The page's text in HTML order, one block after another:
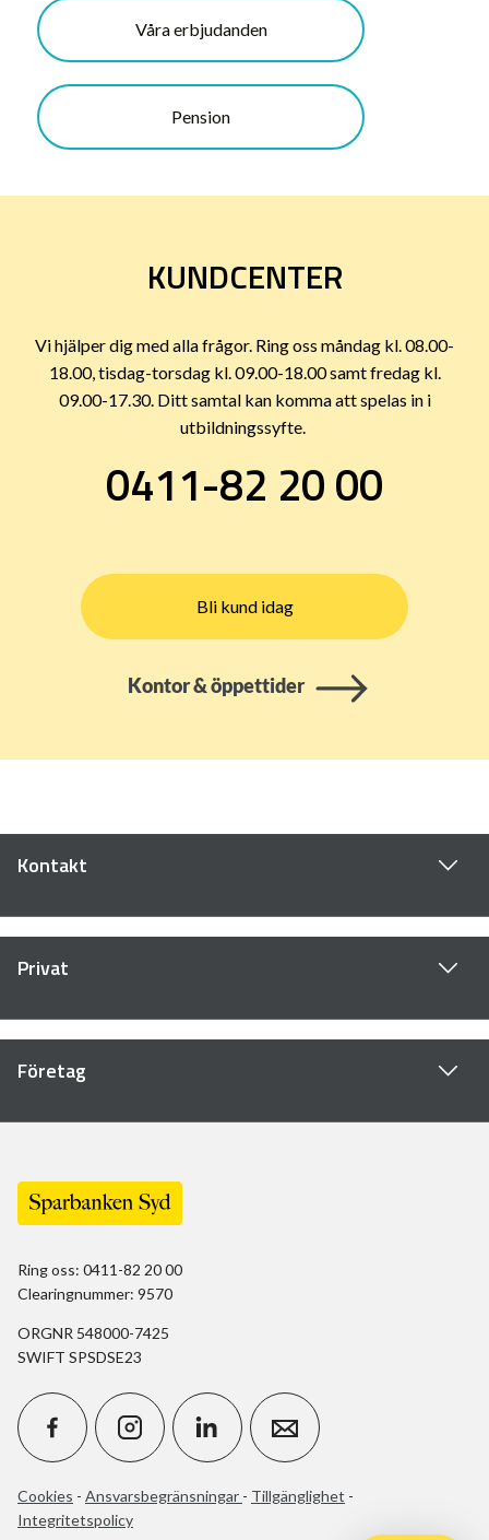
Våra erbjudanden
Pension
KUNDCENTER
Vi hjälper dig med alla frågor. Ring oss måndag kl. 08.00-
18.00, tisdag-torsdag kl. 09.00-18.00 samt fredag kl.
09.00-17.30. Ditt samtal kan komma att spelas in i
utbildningssyfte.
0411-82 20 00
Bli kund idag
Kontor & öppettider
Kontakt
Privat
Företag
Ring oss: 0411-82 20 00
Clearingnummer: 9570
ORGNR 548000-7425
SWIFT SPSDSE23
Cookies - Ansvarsbegränsningar - Tillgänglighet -
Integritetspolicy